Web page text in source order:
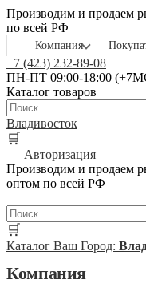
Производим и продаем
по всей РФ
Компания
+7 (423) 232-89-08
ПН-ПТ 09:00-18:00
Каталог товаров
Владивосток
🛒
Авторизация
Производим и продаем
оптом по всей РФ
🛒
Каталог Ваш Город:
Компания